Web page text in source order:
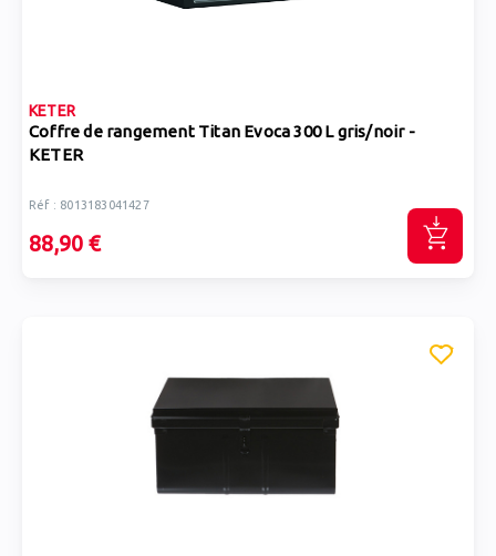
KETER
Coffre de rangement Titan Evoca 300 L gris/noir -
KETER
Réf : 8013183041427
88,90 €